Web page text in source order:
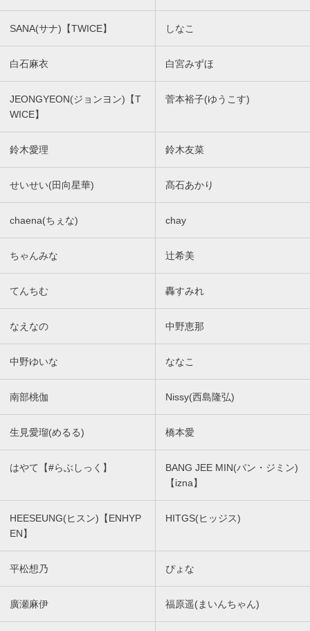
SANA(サナ)【TWICE】 しなこ
白石麻衣 白宮みずほ
JEONGYEON(ジョンヨン)【T
WICE】
菅本裕子(ゆうこす)
鈴木愛理 鈴木友菜
せいせい(田向星華) 髙石あかり
chaena(ちぇな) chay
ちゃんみな 辻希美
てんちむ 轟すみれ
なえなの 中野恵那
中野ゆいな ななこ
南部桃伽 Nissy(西島隆弘)
生見愛瑠(めるる) 橋本愛
はやて【#らぶしっく】
BANG JEE MIN(バン・ジミン)
【izna】
HEESEUNG(ヒスン)【ENHYP
EN】
HITGS(ヒッジス)
平松想乃 ぴょな
廣瀬麻伊 福原遥(まいんちゃん)